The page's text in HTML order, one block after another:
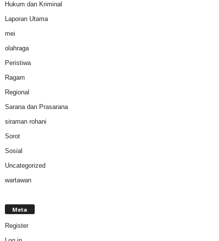
Hukum dan Kriminal
Laporan Utama
mei
olahraga
Peristiwa
Ragam
Regional
Sarana dan Prasarana
siraman rohani
Sorot
Sosial
Uncategorized
wartawan
Meta
Register